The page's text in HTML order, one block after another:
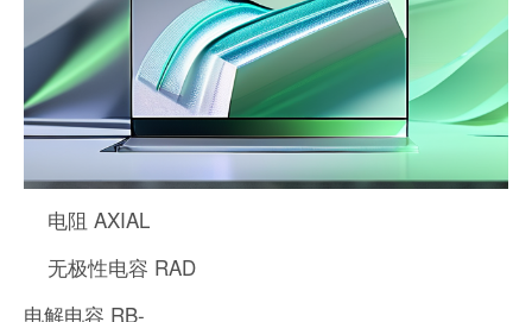
电阻 AXIAL
无极性电容 RAD
电解电容 RB-